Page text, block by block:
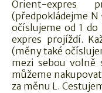
Orient-
(předpokládejme N
očíslujeme od 1
expres projíždí.
(měny také
mezi sebou
můžeme
za měnu L.